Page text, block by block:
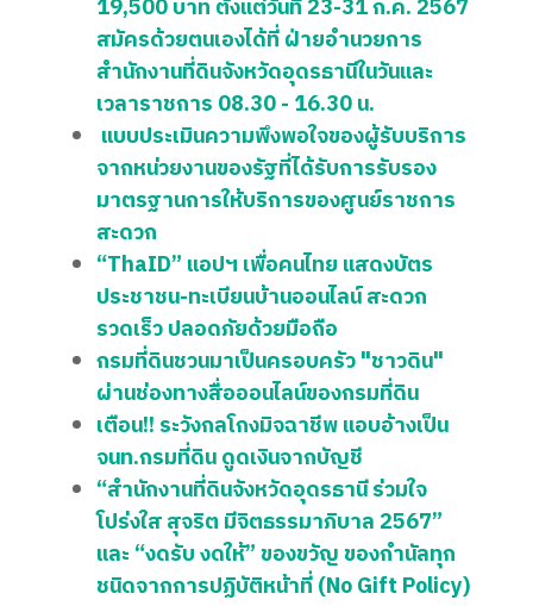
19,500 บาท ตั้งแต่วันที่ 23-31 ก.ค. 2567
สมัครด้วยตนเองได้ที่ ฝ่ายอำนวยการ
สำนักงานที่ดินจังหวัดอุดรธานีในวันและ
เวลาราชการ 08.30 - 16.30 น.
แบบประเมินความพึงพอใจของผู้รับบริการ
จากหน่วยงานของรัฐที่ได้รับการรับรอง
มาตรฐานการให้บริการของศูนย์ราชการ
สะดวก
“ThaID” แอปฯ เพื่อคนไทย แสดงบัตร
ประชาชน-ทะเบียนบ้านออนไลน์ สะดวก
รวดเร็ว ปลอดภัยด้วยมือถือ
กรมที่ดินชวนมาเป็นครอบครัว "ชาวดิน"
ผ่านช่องทางสื่อออนไลน์ของกรมที่ดิน
เตือน!! ระวังกลโกงมิจฉาชีพ แอบอ้างเป็น
จนท.กรมที่ดิน ดูดเงินจากบัญชี
“สำนักงานที่ดินจังหวัดอุดรธานี ร่วมใจ
โปร่งใส สุจริต มีจิตธรรมาภิบาล 2567”
และ “งดรับ งดให้” ของขวัญ ของกำนัลทุก
ชนิดจากการปฏิบัติหน้าที่ (No Gift Policy)